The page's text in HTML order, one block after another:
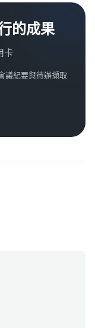
的成果
卡
議紀要與待辦擷取